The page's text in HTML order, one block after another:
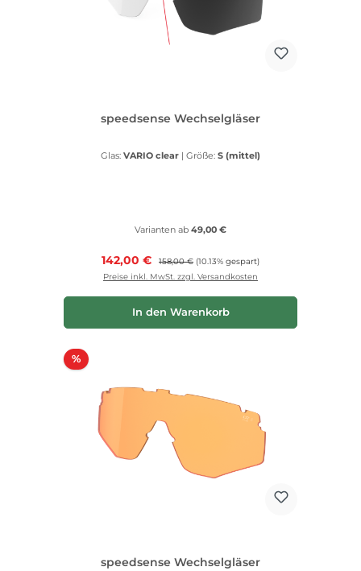
speedsense Wechselgläser
Glas: VARIO clear | Größe: S (mittel)
Varianten ab 49,00 €
Verkaufspreis:
142,00 € Regulärer Preis:
158,00 € (10.13% gespart)
Preise inkl. MwSt. zzgl. Versandkosten
In den Warenkorb
%Rabatt
speedsense Wechselgläser